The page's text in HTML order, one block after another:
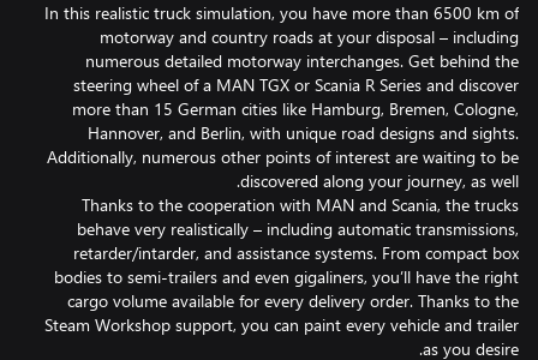
In this realistic truck simulation, you have more than 6500 km of
motorway and country roads at your disposal – including
numerous detailed motorway interchanges. Get behind the
steering wheel of a MAN TGX or Scania R Series and discover
more than 15 German cities like Hamburg, Bremen, Cologne,
Hannover, and Berlin, with unique road designs and sights.
Additionally, numerous other points of interest are waiting to be
Thanks to the cooperation with MAN and Scania, the trucks
behave very realistically – including automatic transmissions,
retarder/intarder, and assistance systems. From compact box
bodies to semi-trailers and even gigaliners, you’ll have the right
cargo volume available for every delivery order. Thanks to the
Steam Workshop support, you can paint every vehicle and trailer